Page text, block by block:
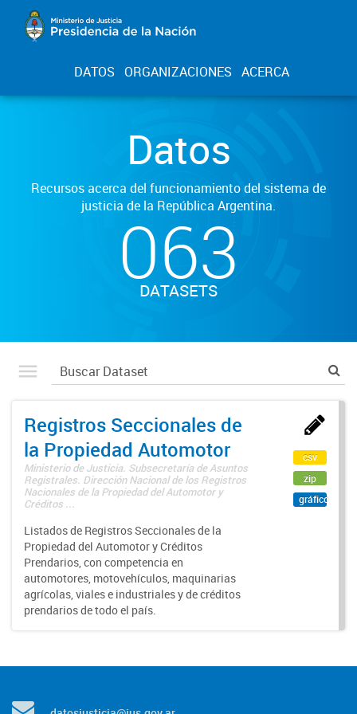
DATOS ORGANIZACIONES ACERCA
Datos
Recursos acerca del funcionamiento del sistema de
justicia de la República Argentina.
063
DATASETS
Registros Seccionales de
la Propiedad Automotor
Ministerio de Justicia. Subsecretaría de Asuntos
Registrales. Dirección Nacional de los Registros
Nacionales de la Propiedad del Automotor y
Créditos ...
Listados de Registros Seccionales de la
Propiedad del Automotor y Créditos
Prendarios, con competencia en
automotores, motovehículos, maquinarias
agrícolas, viales e industriales y de créditos
prendarios de todo el país.
csv
zip
gráfico